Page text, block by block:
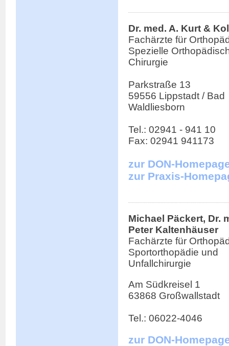
Dr. med. A. Kurt &
Fachärzte für
Spezielle
Chirurgie
Parkstraße 13
59556 Lippstadt / Bad
Waldliesborn
Tel.: 02941 - 941 10
Fax: 02941 941173
zur DON-
zur Praxis-
Michael Päckert, Dr.
Peter Kaltenhäuser
Fachärzte für
Sportorthopädie und
Unfallchirurgie
Am Südkreisel 1
63868 Großwallstadt
Tel.: 06022-4046
zur DON-